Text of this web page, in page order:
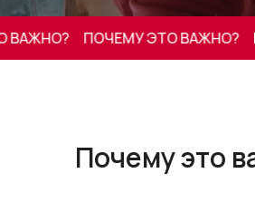
ПОЧЕМУ ЭТО ВАЖНО?
Почему это